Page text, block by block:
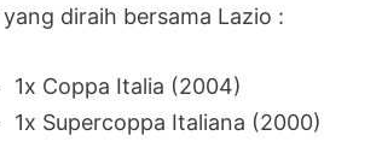
diraih bersama Lazio :
1x Coppa Italia (2004)
1x Supercoppa Italiana (2000)